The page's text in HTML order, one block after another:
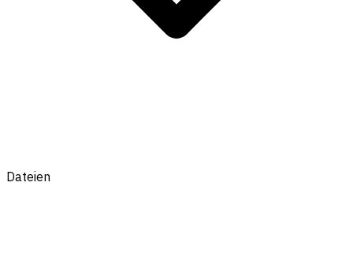
Dateien